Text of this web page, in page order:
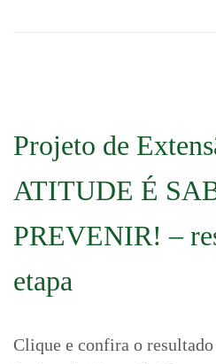
Projeto de
ATITUDE É
PREVENIR! –
etapa
Clique e confira o